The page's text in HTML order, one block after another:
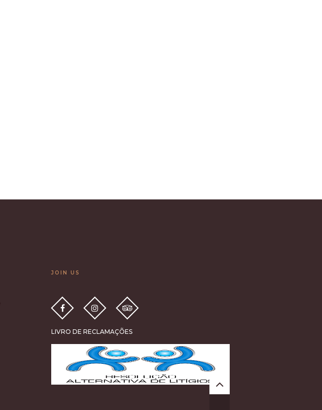
JOIN US
LIVRO DE RECLAMAÇÕES